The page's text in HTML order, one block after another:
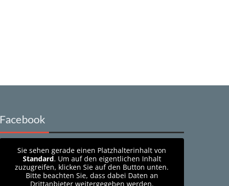
Facebook
Sie sehen gerade einen Platzhalterinhalt von
Standard. Um auf den eigentlichen Inhalt
zuzugreifen, klicken Sie auf den Button unten.
Bitte beachten Sie, dass dabei Daten an
Drittanbieter weitergegeben werden.